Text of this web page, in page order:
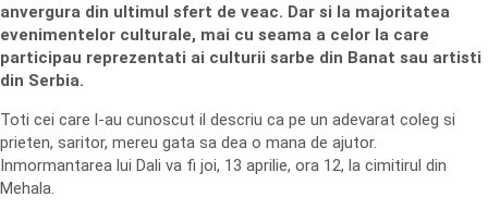
anvergura din ultimul sfert de veac. Dar si la majoritatea
evenimentelor culturale, mai cu seama a celor la care
participau reprezentati ai culturii sarbe din Banat sau artisti
din Serbia.
Toti cei care l-au cunoscut il descriu ca pe un adevarat coleg si
prieten, saritor, mereu gata sa dea o mana de ajutor.
Inmormantarea lui Dali va fi joi, 13 aprilie, ora 12, la cimitirul din
Mehala.